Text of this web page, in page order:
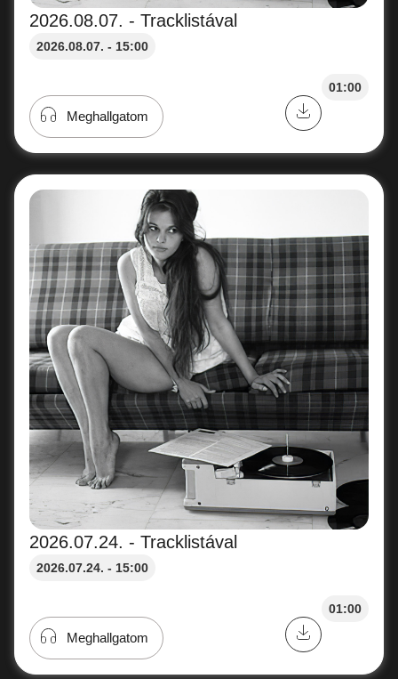
2026.08.07. - Tracklistával
2026.08.07. - 15:00
01:00
Meghallgatom
2026.07.24. - Tracklistával
2026.07.24. - 15:00
01:00
Meghallgatom